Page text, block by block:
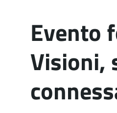
Evento
Visioni,